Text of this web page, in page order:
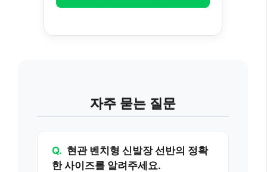
자주 묻는 질문
Q. 현관 벤치형 신발장 선반의 정확
한 사이즈를 알려주세요.